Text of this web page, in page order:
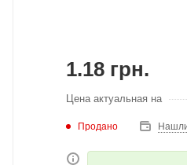
1.18 грн.
Цена актуальная на
Продано